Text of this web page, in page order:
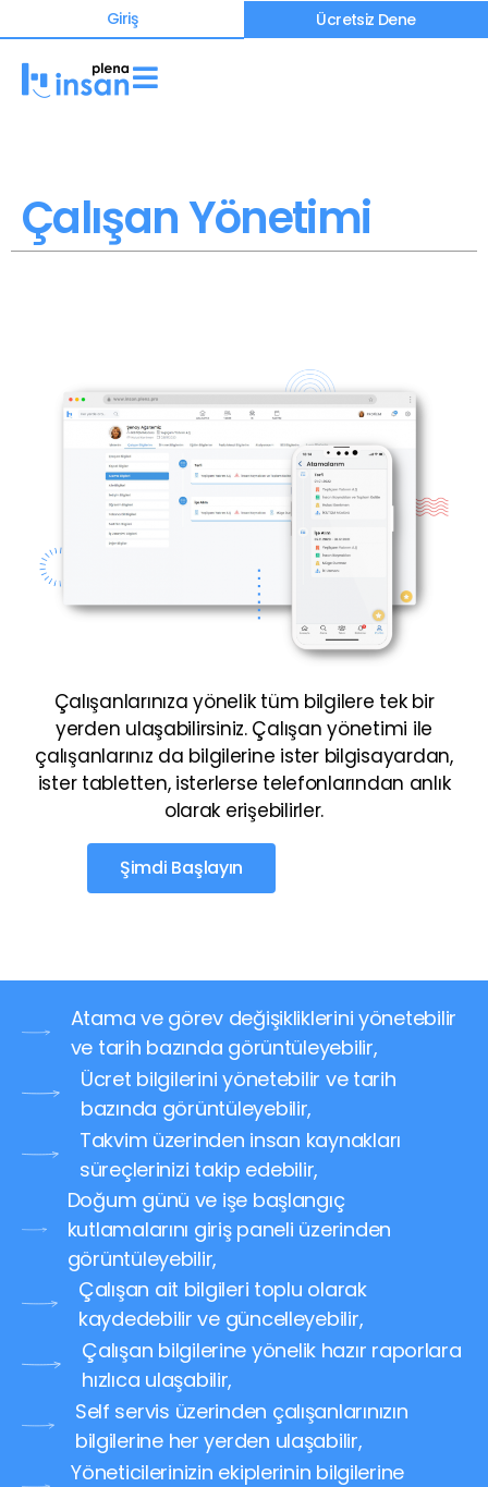
Giriş Ücretsiz Dene
Çalışan Yönetimi
Çalışanlarınıza yönelik tüm bilgilere tek bir
yerden ulaşabilirsiniz. Çalışan yönetimi ile
çalışanlarınız da bilgilerine ister bilgisayardan,
ister tabletten, isterlerse telefonlarından anlık
olarak erişebilirler.
Şimdi Başlayın
Atama ve görev değişikliklerini yönetebilir
ve tarih bazında görüntüleyebilir,
Ücret bilgilerini yönetebilir ve tarih
bazında görüntüleyebilir,
Takvim üzerinden insan kaynakları
süreçlerinizi takip edebilir,
Doğum günü ve işe başlangıç
kutlamalarını giriş paneli üzerinden
görüntüleyebilir,
Çalışan ait bilgileri toplu olarak
kaydedebilir ve güncelleyebilir,
Çalışan bilgilerine yönelik hazır raporlara
hızlıca ulaşabilir,
Self servis üzerinden çalışanlarınızın
bilgilerine her yerden ulaşabilir,
Yöneticilerinizin ekiplerinin bilgilerine